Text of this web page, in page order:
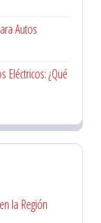
Autos
Eléctricos: ¿Qué
la Región